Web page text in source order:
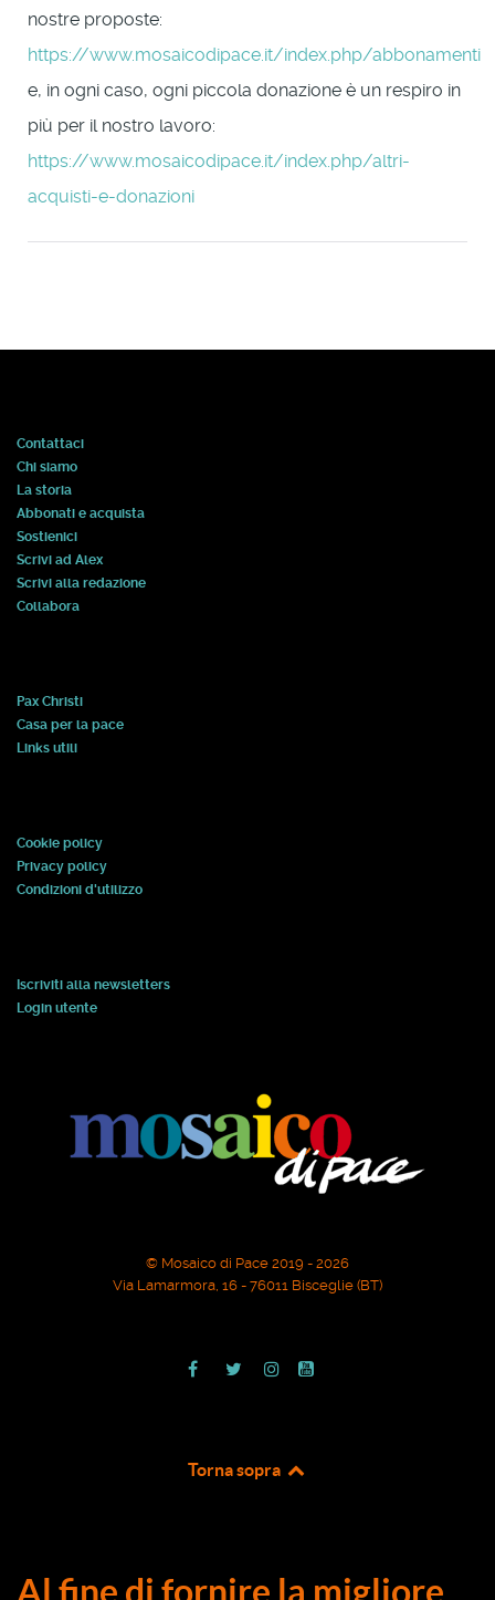
nostre proposte:
https://www.mosaicodipace.it/index.php/abbonamenti
e, in ogni caso, ogni piccola donazione è un respiro in
più per il nostro lavoro:
https://www.mosaicodipace.it/index.php/altri-
acquisti-e-donazioni
Contattaci
Chi siamo
La storia
Abbonati e acquista
Sostienici
Scrivi ad Alex
Scrivi alla redazione
Collabora
Pax Christi
Casa per la pace
Links utili
Cookie policy
Privacy policy
Condizioni d'utilizzo
Iscriviti alla newsletters
Login utente
© Mosaico di Pace 2019 - 2026
Via Lamarmora, 16 - 76011 Bisceglie (BT)
Torna sopra
Al fine di fornire la migliore